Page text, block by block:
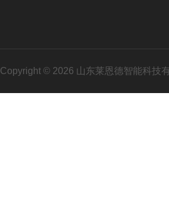
Copyright © 2026 山东莱恩德智能科技